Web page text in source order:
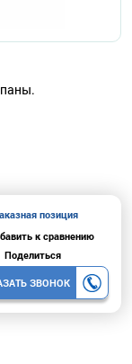
позиция
к сравнению
Поделиться
ЗВОНОК